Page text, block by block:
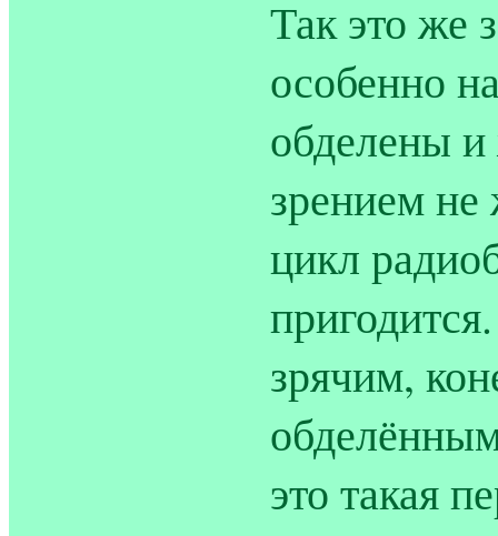
Так это же
особенно
обделены и
зрением
цикл
зрячим,
это такая